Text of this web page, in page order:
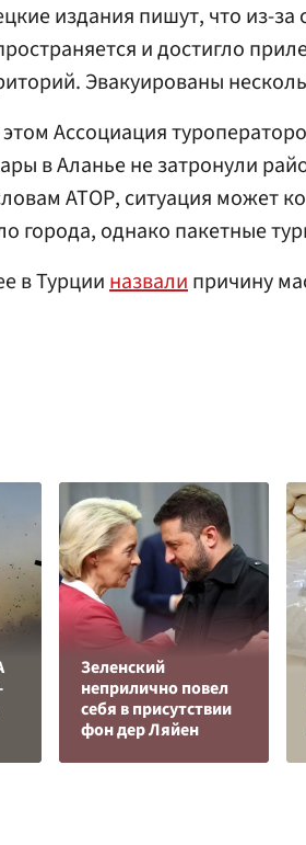
издания пишут, что из-
и достигло
Эвакуированы
Ассоциация
в Аланье не затронули
АТОР, ситуация может
города, однако пакетные
в Турцииназвалипричину
Зеленский
неприлично повел
cебя в присутствии
фон дер Ляйен